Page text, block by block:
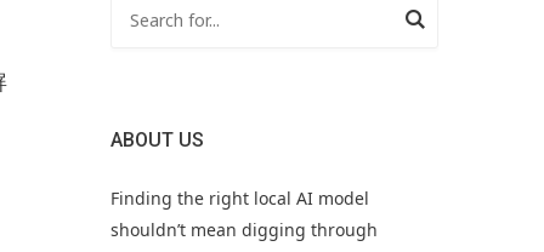
ABOUT US
Finding the right local AI model
shouldn’t mean digging through